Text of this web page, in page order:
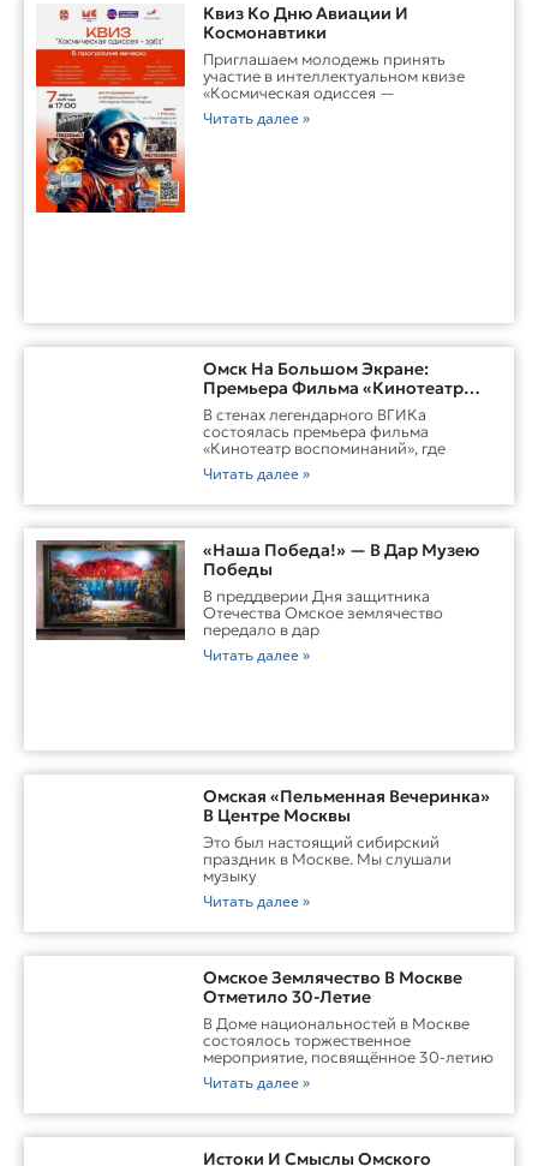
Квиз Ко Дню Авиации И
Космонавтики
Приглашаем молодежь принять
участие в интеллектуальном квизе
«Космическая одиссея —
Читать далее »
Омск На Большом Экране:
Премьера Фильма «Кинотеатр
Воспоминаний»
В стенах легендарного ВГИКа
состоялась премьера фильма
«Кинотеатр воспоминаний», где
Читать далее »
«Наша Победа!» — В Дар Музею
Победы
В преддверии Дня защитника
Отечества Омское землячество
передало в дар
Читать далее »
Омская «Пельменная Вечеринка»
В Центре Москвы
Это был настоящий сибирский
праздник в Москве. Мы слушали
музыку
Читать далее »
Омское Землячество В Москве
Отметило 30-Летие
В Доме национальностей в Москве
состоялось торжественное
мероприятие, посвящённое 30-летию
Читать далее »
Истоки И Смыслы Омского